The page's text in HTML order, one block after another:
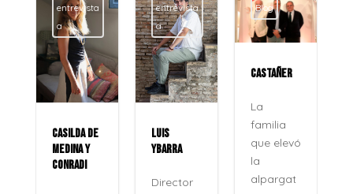
entrevista
a
CASILDA DE
MEDINA Y
CONRADI
entrevista
a
LUIS
YBARRA
Director
Blog
CASTAÑER
La
familia
que elevó
la
alpargat